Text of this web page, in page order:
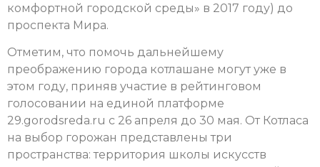
комфортной городской среды» в 2017 году) до
проспекта Мира.
Отметим, что помочь дальнейшему
преображению города котлашане могут уже в
этом году, приняв участие в рейтинговом
голосовании на единой платформе
29.gorodsreda.ru с 26 апреля до 30 мая. От Котласа
на выбор горожан представлены три
пространства: территория школы искусств